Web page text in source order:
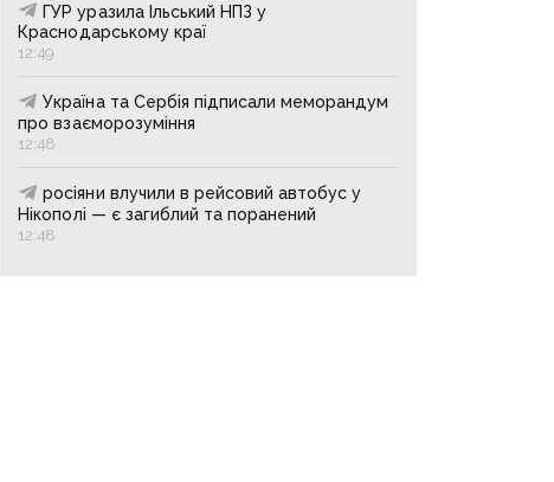
ГУР уразила Ільський НПЗ у
Краснодарському краї
12:49
Україна та Сербія підписали меморандум
про взаєморозуміння
12:48
росіяни влучили в рейсовий автобус у
Нікополі — є загиблий та поранений
12:48